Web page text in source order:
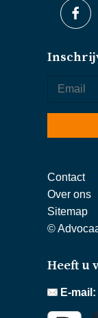
Contact
Over ons
Sitemap
©
Heeft u
E-mail: